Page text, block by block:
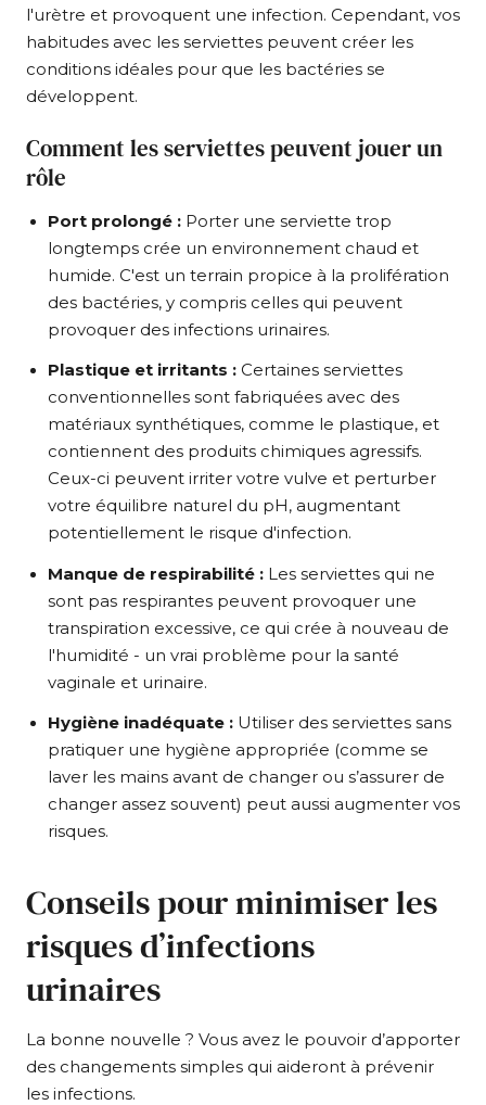
l'urètre et provoquent une infection. Cependant, vos
habitudes avec les serviettes peuvent créer les
conditions idéales pour que les bactéries se
développent.
Comment les serviettes peuvent jouer un
rôle
Port prolongé :Porter une serviette trop
longtemps crée un environnement chaud et
humide. C'est un terrain propice à la prolifération
des bactéries, y compris celles qui peuvent
provoquer des infections urinaires.
Plastique et irritants :Certaines serviettes
conventionnelles sont fabriquées avec des
matériaux synthétiques, comme le plastique, et
contiennent des produits chimiques agressifs.
Ceux-ci peuvent irriter votre vulve et perturber
votre équilibre naturel du pH, augmentant
potentiellement le risque d'infection.
Manque de respirabilité :Les serviettes qui ne
sont pas respirantes peuvent provoquer une
transpiration excessive, ce qui crée à nouveau de
l'humidité - un vrai problème pour la santé
vaginale et urinaire.
Hygiène inadéquate :Utiliser des serviettes sans
pratiquer une hygiène appropriée (comme se
laver les mains avant de changer ou s’assurer de
changer assez souvent) peut aussi augmenter vos
risques.
Conseils pour minimiser les
risques d’infections
urinaires
La bonne nouvelle ? Vous avez le pouvoir d’apporter
des changements simples qui aideront à prévenir
les infections.